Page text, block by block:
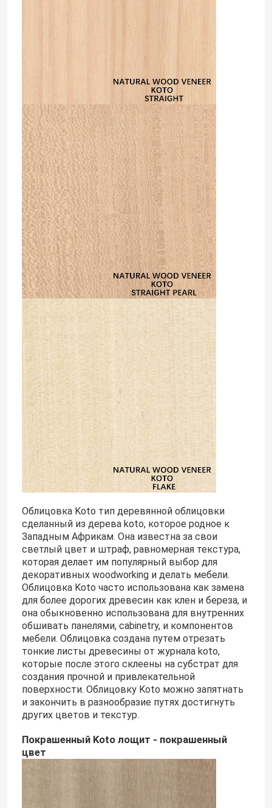
Домой
Продукты
О нас
Экскурсия по заводу
Контроль качества
Свяжитесь с нами
Новости
Случаи
Запросите цитату
Шпон из натурального дерева
Проектированная облицовка древесины
Покрашенная облицовка древесины
Причудливая доска переклейки
Фильм PVC декоративный
Фильм PP декоративный
ориентированная доска стренги
Облицовка Koto тип деревянной облицовки
сделанный из дерева koto, которое родное к
Западным Африкам. Она известна за свои
светлый цвет и штраф, равномерная текстура,
которая делает им популярный выбор для
декоративных woodworking и делать мебели.
Облицовка Koto часто использована как замена
для более дорогих древесин как клен и береза, и
она обыкновенно использована для внутренних
обшивать панелями, cabinetry, и компонентов
мебели. Облицовка создана путем отрезать
тонкие листы древесины от журнала koto,
которые после этого склеены на субстрат для
создания прочной и привлекательной
поверхности. Облицовку Koto можно запятнать
и закончить в разнообразие путях достигнуть
других цветов и текстур.
Покрашенный Koto лощит - покрашенный
цвет